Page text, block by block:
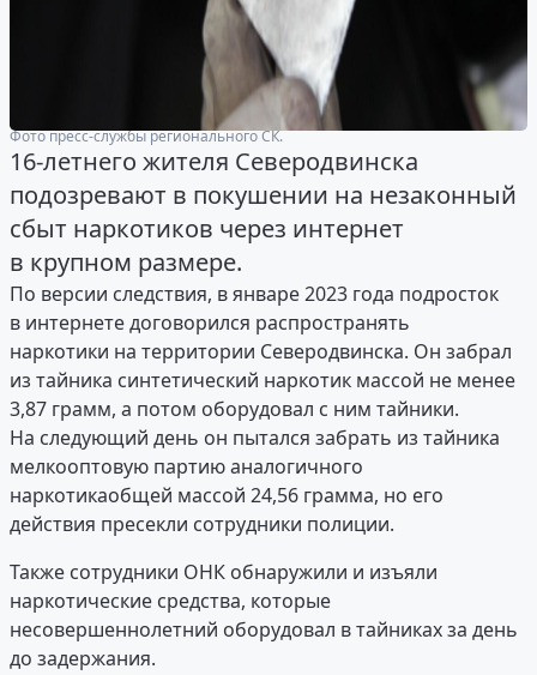
Фото пресс-службы регионального СК.
16-летнего жителя Северодвинска
подозревают в покушении на незаконный
сбыт наркотиков через интернет
в крупном размере.
По версии следствия, в январе 2023 года подросток
в интернете договорился распространять
наркотики на территории Северодвинска. Он забрал
из тайника синтетический наркотик массой не менее
3,87 грамм, а потом оборудовал с ним тайники.
На следующий день он пытался забрать из тайника
мелкооптовую партию аналогичного
наркотикаобщей массой 24,56 грамма, но его
действия пресекли сотрудники полиции.
Также сотрудники ОНК обнаружили и изъяли
наркотические средства, которые
несовершеннолетний оборудовал в тайниках за день
до задержания.